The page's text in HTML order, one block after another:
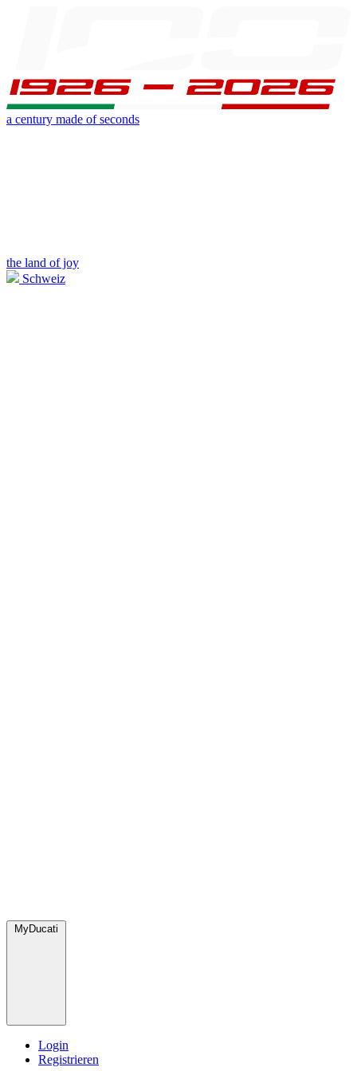
a century made of seconds
the land of joy
Schweiz
MyDucati
Login
Registrieren